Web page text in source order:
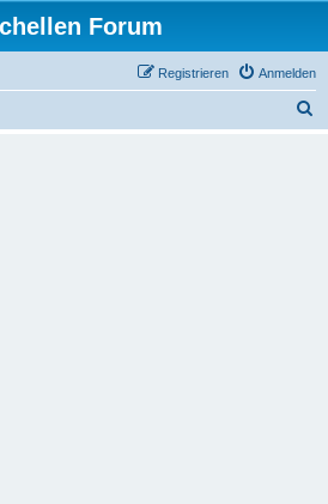
Forum
Anmelden
Registrieren